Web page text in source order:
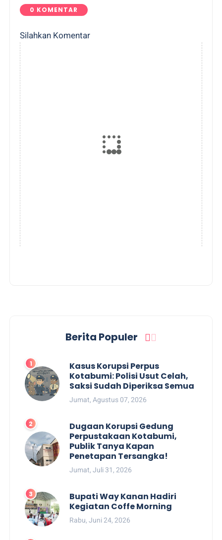
0 KOMENTAR
Silahkan Komentar
Berita Populer
Kasus Korupsi Perpus
Kotabumi: Polisi Usut Celah,
Saksi Sudah Diperiksa Semua
Jumat, Agustus 07, 2026
Dugaan Korupsi Gedung
Perpustakaan Kotabumi,
Publik Tanya Kapan
Penetapan Tersangka!
Jumat, Juli 31, 2026
Bupati Way Kanan Hadiri
Kegiatan Coffe Morning
Rabu, Juni 24, 2026